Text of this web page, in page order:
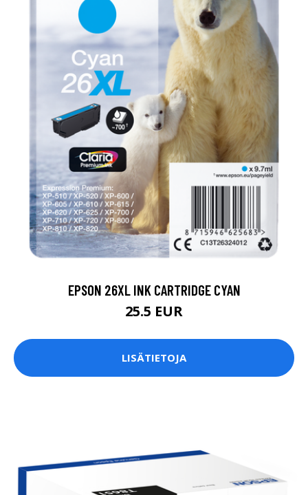
EPSON 26XL INK CARTRIDGE CYAN
25.5 EUR
LISÄTIETOJA